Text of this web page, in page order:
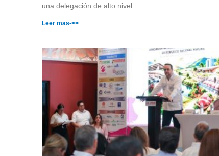
una delegación de alto nivel.
Leer mas->>